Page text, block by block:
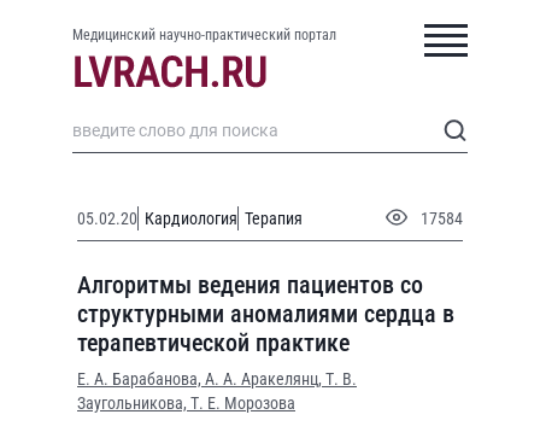
Медицинский научно-практический портал
05.02.20 Кардиология Терапия 17584
Алгоритмы ведения пациентов со
структурными аномалиями сердца в
терапевтической практике
Е. А. Барабанова, А. А. Аракелянц, Т. В.
Заугольникова, Т. Е. Морозова